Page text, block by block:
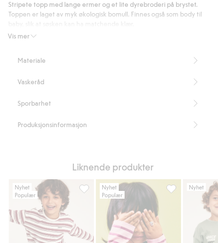
twill
broderi
Vis mer
Stripete topp med lange ermer og et lite dyrebroderi på brystet.
Toppen er laget av myk økologisk bomull. Finnes også som body til
Finnes også som body til baby, slik at søsken kan ha matchende
Artikkelnummer
Materiale
Vaskeråd
Sporbarhet
Produksjonsinformasjon
Liknende produkter
Nyhet
Populær
Stripete langermet topp, Legg til i
Nyhet
Populær
Stripete topp i
Nyhet